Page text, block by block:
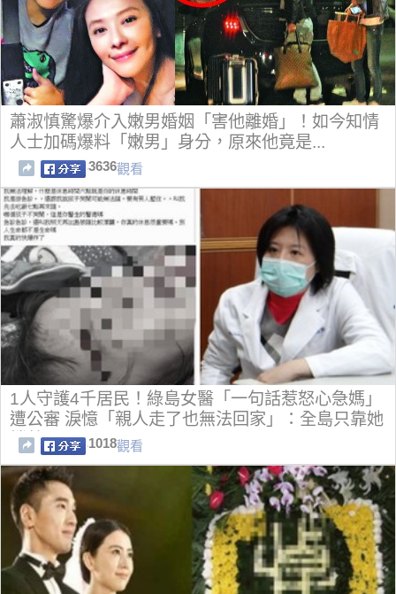
蕭淑慎驚爆介入嫩男婚姻「害他離婚」！如今知情
人士加碼爆料「嫩男」身分，原來他竟是...
3636觀看
1人守護4千居民！綠島女醫「一句話惹怒心急媽」
遭公審 淚憶「親人走了也無法回家」：全島只靠她
撐著
1018觀看